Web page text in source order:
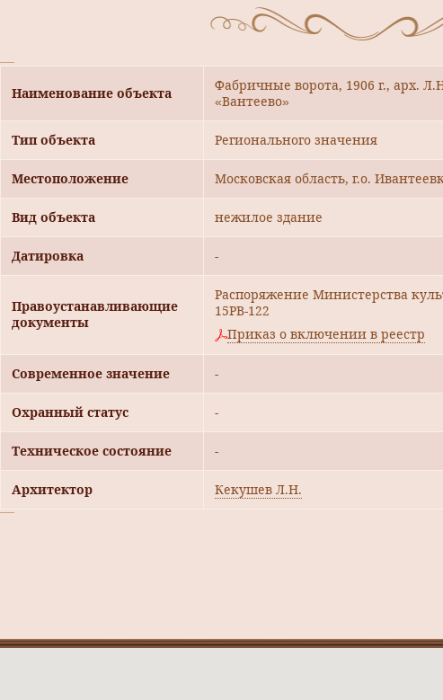
Наименование объекта
Фабричные ворота, 1906 г., арх.
«Вантеево»
Тип объекта Регионального значения
Местоположение Московская область, г.о.
Вид объекта нежилое здание
Датировка -
Правоустанавливающие
документы
Распоряжение Министерства
15РВ-122
Приказ о включении в реестр
Современное значение -
Охранный статус -
Техническое состояние -
Архитектор Кекушев Л.Н.